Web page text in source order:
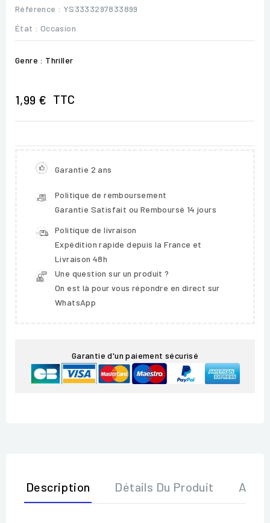
Référence : YS3333297833899
État : Occasion
Genre : Thriller
1,99 € TTC
Garantie 2 ans
Politique de remboursement
Garantie Satisfait ou Remboursé 14 jours
Politique de livraison
Expédition rapide depuis la France et
Livraison 48h
Une question sur un produit ?
On est là pour vous répondre en direct sur
WhatsApp
Garantie d'un paiement sécurisé
Description Détails Du Produit Avis